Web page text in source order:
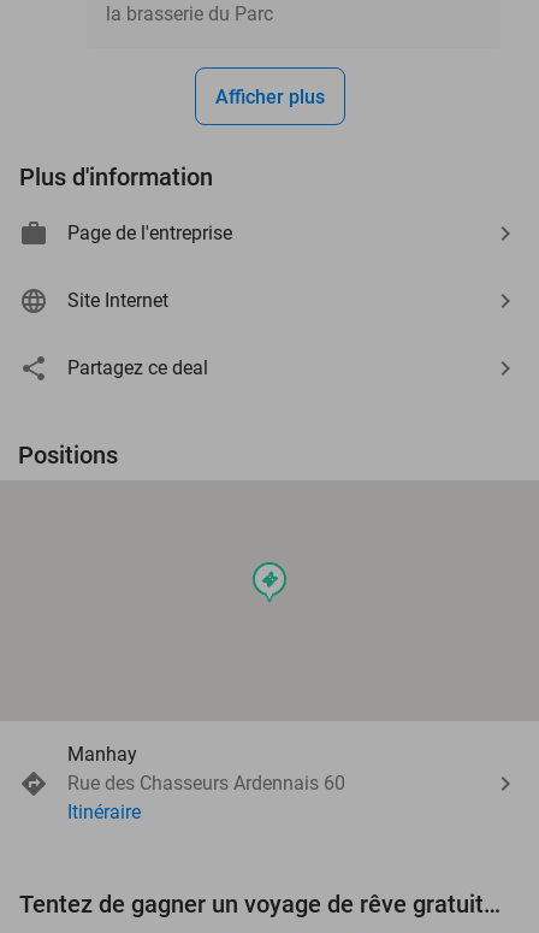
la brasserie du Parc
Afficher plus
Plus d'information
Page de l'entreprise
Site Internet
Partagez ce deal
Positions
events
Manhay
Rue des Chasseurs Ardennais 60
Itinéraire
Tentez de gagner un voyage de rêve gratuit d'une valeur de 3.000 € !